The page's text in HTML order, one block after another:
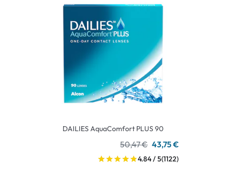
DAILIES AquaComfort PLUS 90
50,47 € 43,75 €
4.84 / 5(1122)